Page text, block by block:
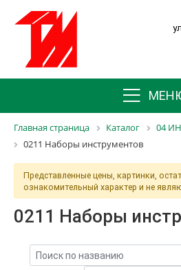
Главная страница Каталог
04
0211 Наборы инструментов
Представленные цены, картинки,
ознакомительный характер и не
0211 Наборы